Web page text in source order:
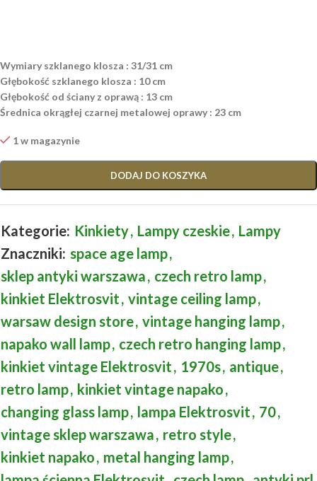
Wymiary szklanego klosza : 31/31 cm
Głębokość szklanego klosza : 10 cm
Głębokość od ściany z oprawą : 13 cm
Średnica okrągłej czarnej metalowej oprawy : 23 cm
1 w magazynie
DODAJ DO KOSZYKA
Kategorie: Kinkiety, Lampy czeskie, Lampy
Znaczniki: space age lamp,
sklep antyki warszawa, czech retro lamp,
kinkiet Elektrosvit, vintage ceiling lamp,
warsaw design store, vintage hanging lamp,
napako wall lamp, czech retro hanging lamp,
kinkiet vintage Elektrosvit, 1970s, antique,
retro lamp, kinkiet vintage napako,
changing glass lamp, lampa Elektrosvit, 70,
vintage sklep warszawa, retro style,
kinkiet napako, metal hanging lamp,